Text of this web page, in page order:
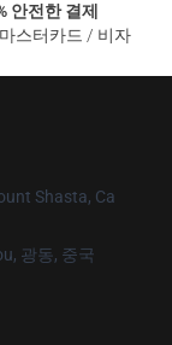
안전한 결제
스터카드 / 비자
Shasta, Ca
광동, 중국